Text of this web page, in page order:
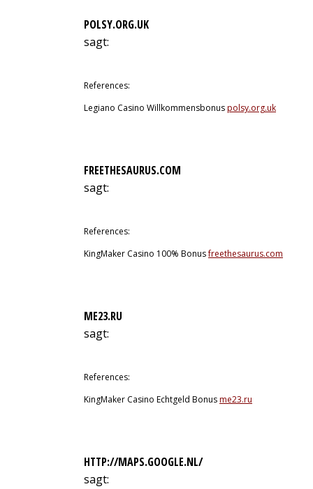
POLSY.ORG.UK
sagt:
References:
Legiano Casino Willkommensbonuspolsy.org.uk
FREETHESAURUS.COM
sagt:
References:
KingMaker Casino 100% Bonusfreethesaurus.com
ME23.RU
sagt:
References:
KingMaker Casino Echtgeld Bonusme23.ru
HTTP://MAPS.GOOGLE.NL/
sagt: